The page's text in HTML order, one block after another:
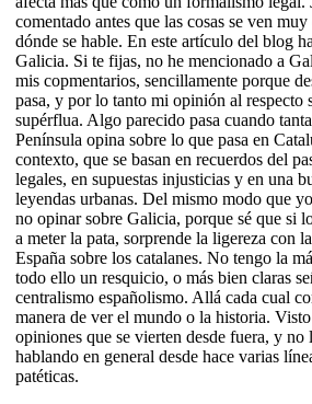
comentado antes que las cosas se ven
dónde se hable. En este artículo del blog
Galicia. Si te fijas, no he mencionado a
mis copmentarios, sencillamente porque
pasa, y por lo tanto mi opinión al respecto
supérflua. Algo parecido pasa cuando
Península opina sobre lo que pasa en
contexto, que se basan en recuerdos del
legales, en supuestas injusticias y en una
leyendas urbanas. Del mismo modo que
no opinar sobre Galicia, porque sé que si
a meter la pata, sorprende la ligereza con
España sobre los catalanes. No tengo la
todo ello un resquicio, o más bien claras
centralismo españolismo. Allá cada cual
manera de ver el mundo o la historia.
opiniones que se vierten desde fuera, y
hablando en general desde hace varias
patéticas.